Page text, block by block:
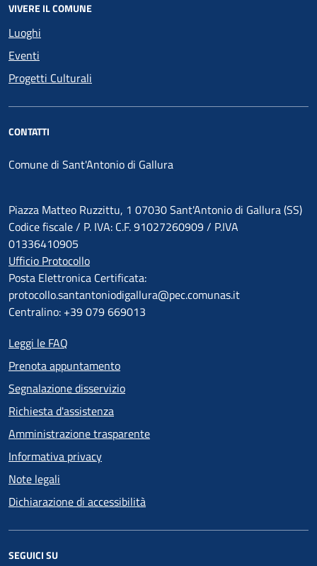
VIVERE IL COMUNE
Luoghi
Eventi
Progetti Culturali
CONTATTI
Comune di Sant'Antonio di Gallura
Piazza Matteo Ruzzittu, 1 07030 Sant'Antonio di Gallura (SS)
Codice fiscale / P. IVA: C.F. 91027260909 / P.IVA
01336410905
Ufficio Protocollo
Posta Elettronica Certificata:
protocollo.santantoniodigallura@pec.comunas.it
Centralino: +39 079 669013
Leggi le FAQ
Prenota appuntamento
Segnalazione disservizio
Richiesta d'assistenza
Amministrazione trasparente
Informativa privacy
Note legali
Dichiarazione di accessibilità
SEGUICI SU